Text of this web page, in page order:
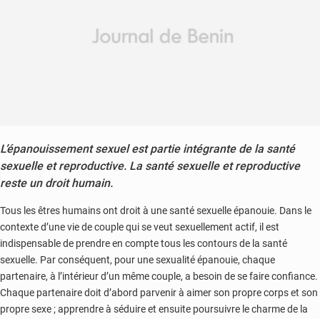
L’épanouissement sexuel est partie intégrante de la santé
sexuelle et reproductive. La santé sexuelle et reproductive
reste un droit humain.
Tous les êtres humains ont droit à une santé sexuelle épanouie. Dans le
contexte d’une vie de couple qui se veut sexuellement actif, il est
indispensable de prendre en compte tous les contours de la santé
sexuelle. Par conséquent, pour une sexualité épanouie, chaque
partenaire, à l’intérieur d’un même couple, a besoin de se faire confiance.
Chaque partenaire doit d’abord parvenir à aimer son propre corps et son
propre sexe ; apprendre à séduire et ensuite poursuivre le charme de la